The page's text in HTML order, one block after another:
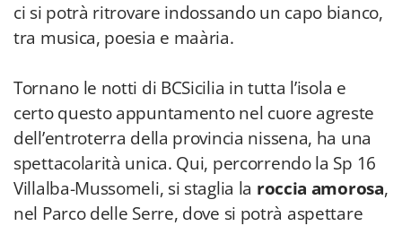
ci si potrà ritrovare indossando un capo bianco,
tra musica, poesia e maària.
Tornano le notti di BCSicilia in tutta l’isola e
certo questo appuntamento nel cuore agreste
dell’entroterra della provincia nissena, ha una
spettacolarità unica. Qui, percorrendo la Sp 16
Villalba-Mussomeli, si staglia la roccia amorosa,
nel Parco delle Serre, dove si potrà aspettare